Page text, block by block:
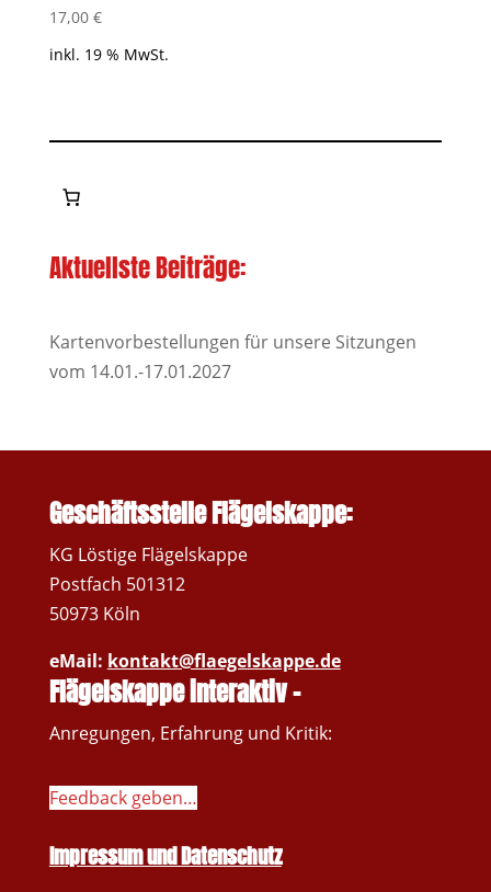
17,00 €
inkl. 19 % MwSt.
Aktuellste Beiträge:
Kartenvorbestellungen für unsere Sitzungen
vom 14.01.-17.01.2027
Geschäftsstelle Flägelskappe:
KG Löstige Flägelskappe
Postfach 501312
50973 Köln
eMail: kontakt@flaegelskappe.de
Flägelskappe interaktiv –
Anregungen, Erfahrung und Kritik:
Feedback geben…
Impressum und Datenschutz